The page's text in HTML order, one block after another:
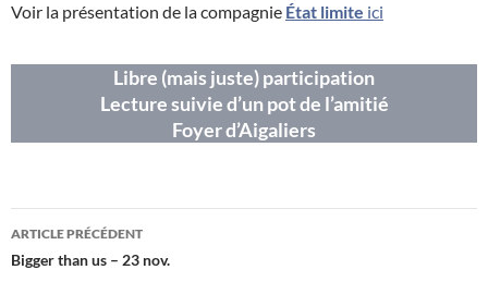
Voir la présentation de la compagnie État limite ici
Libre (mais juste) participation
Lecture suivie d’un pot de l’amitié
Foyer d’Aigaliers
Navigation
des
ARTICLE PRÉCÉDENT
Bigger than us – 23 nov.